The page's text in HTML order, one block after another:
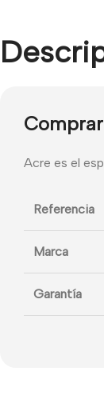
Acre es el
Referencia
Marca
Garantía